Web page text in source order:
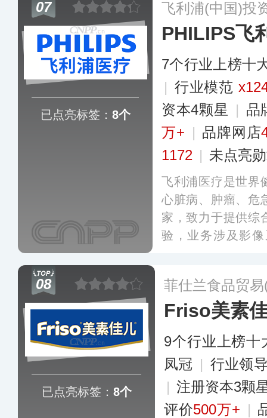
网、智慧城市、
场。更多
07
已点亮标签： 8个
飞利浦(中国)投
PHILIPS飞
7个行业上榜十
| 行业模范
资本4颗星
| 品
万+ | 品牌网店
1172 | 未点亮
飞利浦医疗是世界
心脏病、肿瘤、危
家，致力于提供综
验，业务涉及影
治疗，再到健康管
程。更多
08
已点亮标签： 8个
菲仕兰食品贸
Friso美素
9个行业上榜十
凤冠 | 行业领
| 注册资本3颗
评价500万+ |